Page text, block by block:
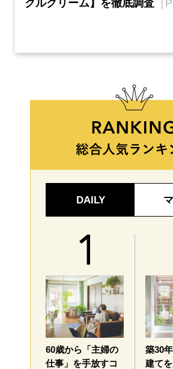
クルクリーム】を徹底調査 ［
DAILY
60歳から「主婦の
仕事」を手放すコ
築30
建て